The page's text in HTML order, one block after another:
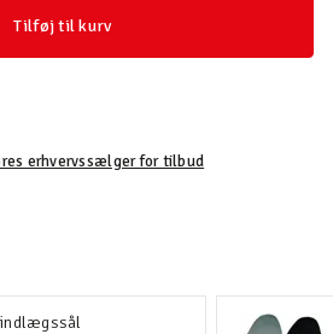
Tilføj til kurv
erhvervssælger for tilbud